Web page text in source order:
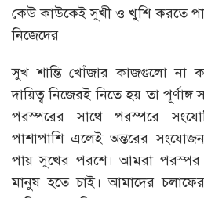
কেউ কাউকেই সুখী ও খুশি করতে
নিজেদের
সুখ শান্তি খোঁজার কাজগুলো না
দায়িত্ব নিজেরই নিতে হয় তা
পরস্পরের সাথে পরস্পরে
পাশাপাশি এলেই অন্তরের
পায় সুখের পরশে। আমরা
মানুষ হতে চাই। আমাদের